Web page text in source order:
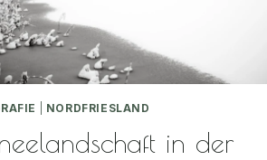
NORDFRIESLAND
in der